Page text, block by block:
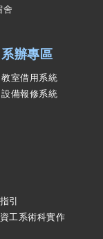
舍
系辦專區
教室借用系統
設備報修系統
引
工系術科實作